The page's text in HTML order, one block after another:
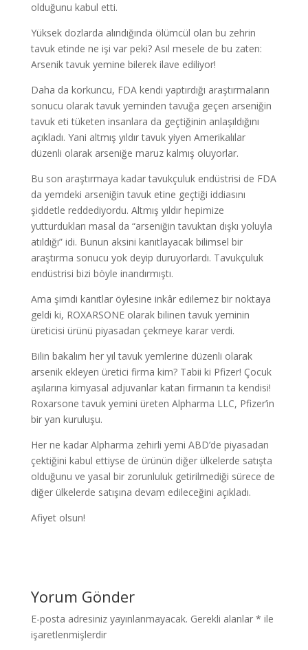
olduğunu kabul etti.
Yüksek dozlarda alındığında ölümcül olan bu zehrin
tavuk etinde ne işi var peki? Asıl mesele de bu zaten:
Arsenik tavuk yemine bilerek ilave ediliyor!
Daha da korkuncu, FDA kendi yaptırdığı araştırmaların
sonucu olarak tavuk yeminden tavuğa geçen arseniğin
tavuk eti tüketen insanlara da geçtiğinin anlaşıldığını
açıkladı. Yani altmış yıldır tavuk yiyen Amerikalılar
düzenli olarak arseniğe maruz kalmış oluyorlar.
Bu son araştırmaya kadar tavukçuluk endüstrisi de FDA
da yemdeki arseniğin tavuk etine geçtiği iddiasını
şiddetle reddediyordu. Altmış yıldır hepimize
yutturdukları masal da “arseniğin tavuktan dışkı yoluyla
atıldığı” idi. Bunun aksini kanıtlayacak bilimsel bir
araştırma sonucu yok deyip duruyorlardı. Tavukçuluk
endüstrisi bizi böyle inandırmıştı.
Ama şimdi kanıtlar öylesine inkâr edilemez bir noktaya
geldi ki, ROXARSONE olarak bilinen tavuk yeminin
üreticisi ürünü piyasadan çekmeye karar verdi.
Bilin bakalım her yıl tavuk yemlerine düzenli olarak
arsenik ekleyen üretici firma kim? Tabii ki Pfizer! Çocuk
aşılarına kimyasal adjuvanlar katan firmanın ta kendisi!
Roxarsone tavuk yemini üreten Alpharma LLC, Pfizer’in
bir yan kuruluşu.
Her ne kadar Alpharma zehirli yemi ABD’de piyasadan
çektiğini kabul ettiyse de ürünün diğer ülkelerde satışta
olduğunu ve yasal bir zorunluluk getirilmediği sürece de
diğer ülkelerde satışına devam edileceğini açıkladı.
Afiyet olsun!
Yorum Gönder
E-posta adresiniz yayınlanmayacak. Gerekli alanlar * ile
işaretlenmişlerdir